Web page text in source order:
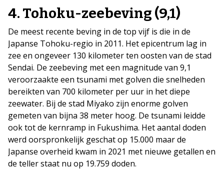
4. Tohoku-zeebeving (9,1)
De meest recente beving in de top vijf is die in de
Japanse Tohoku-regio in 2011. Het epicentrum lag in
zee en ongeveer 130 kilometer ten oosten van de stad
Sendai. De zeebeving met een magnitude van 9,1
veroorzaakte een tsunami met golven die snelheden
bereikten van 700 kilometer per uur in het diepe
zeewater. Bij de stad Miyako zijn enorme golven
gemeten van bijna 38 meter hoog. De tsunami leidde
ook tot de kernramp in Fukushima. Het aantal doden
werd oorspronkelijk geschat op 15.000 maar de
Japanse overheid kwam in 2021 met nieuwe getallen en
de teller staat nu op 19.759 doden.